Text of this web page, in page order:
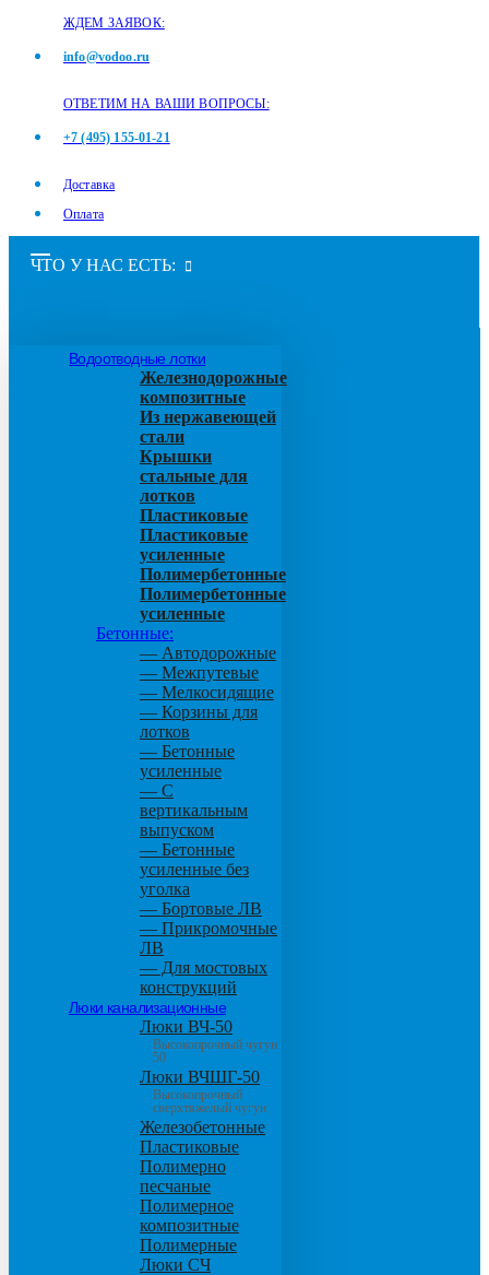
ЖДЕМ ЗАЯВОК:
info@vodoo.ru
ОТВЕТИМ НА ВАШИ ВОПРОСЫ:
+7 (495) 155-01-21
Доставка
Оплата
ЧТО У НАС ЕСТЬ:
Водоотводные лотки
Железнодорожные
композитные
Из нержавеющей
стали
Крышки
стальные для
лотков
Пластиковые
Пластиковые
усиленные
Полимербетонные
Полимербетонные
усиленные
Бетонные:
— Автодорожные
— Межпутевые
— Мелкосидящие
— Корзины для
лотков
— Бетонные
усиленные
— С
вертикальным
выпуском
— Бетонные
усиленные без
уголка
— Бортовые ЛВ
— Прикромочные
ЛВ
— Для мостовых
конструкций
Люки канализационные
Люки ВЧ-50
Высокопрочный чугун
50
Люки ВЧШГ-50
Высокопрочный
сверхтяжелый чугун
Железобетонные
Пластиковые
Полимерно
песчаные
Полимерное
композитные
Полимерные
Люки СЧ